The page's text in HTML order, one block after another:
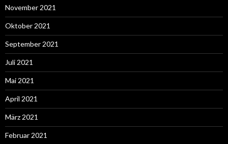
November 2021
Oktober 2021
September 2021
Juli 2021
Mai 2021
April 2021
März 2021
Februar 2021